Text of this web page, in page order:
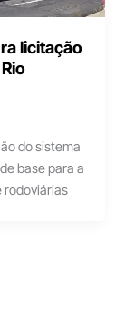
licitação
do sistema
base para a
rodoviárias